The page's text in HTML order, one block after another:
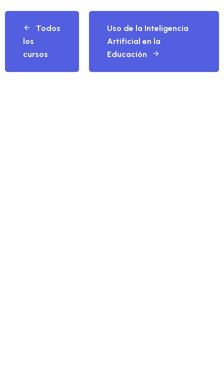
Todos
los
cursos
Uso de la Inteligencia
Artificial en la
Educación